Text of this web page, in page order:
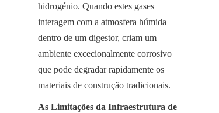
hidrogénio. Quando estes gases
interagem com a atmosfera húmida
dentro de um digestor, criam um
ambiente excecionalmente corrosivo
que pode degradar rapidamente os
materiais de construção tradicionais.
As Limitações da Infraestrutura de